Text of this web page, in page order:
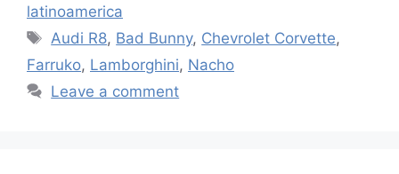
latinoamerica
Tags
Audi R8, Bad Bunny, Chevrolet Corvette,
Farruko, Lamborghini, Nacho
Leave a comment